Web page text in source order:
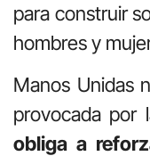
para construir
hombres y
Manos Unidas
provocada por
obliga a